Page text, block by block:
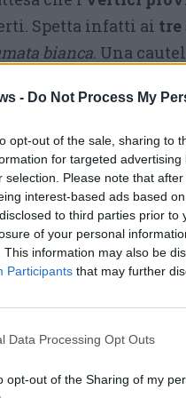
- Do Not Process My
opt-out of the sale, sharing to
for targeted
selection. Please note that
interest-based ads based
to third parties prior
of your personal
This information may also be
Participants that may further
Data Processing Opt Outs
opt-out of the Sharing of my
Spetta infatti ai tre
bianca. Una
a
avanzato più volte il
sintesi condivisa,
diventare verdi
non
buio, ma
pubblico
diversi
comunale